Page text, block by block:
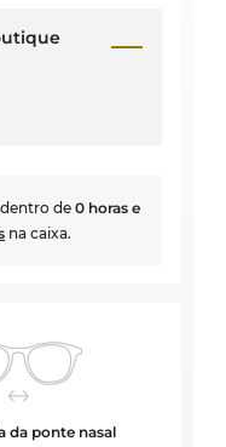
de0 horas e
na caixa.
da ponte nasal